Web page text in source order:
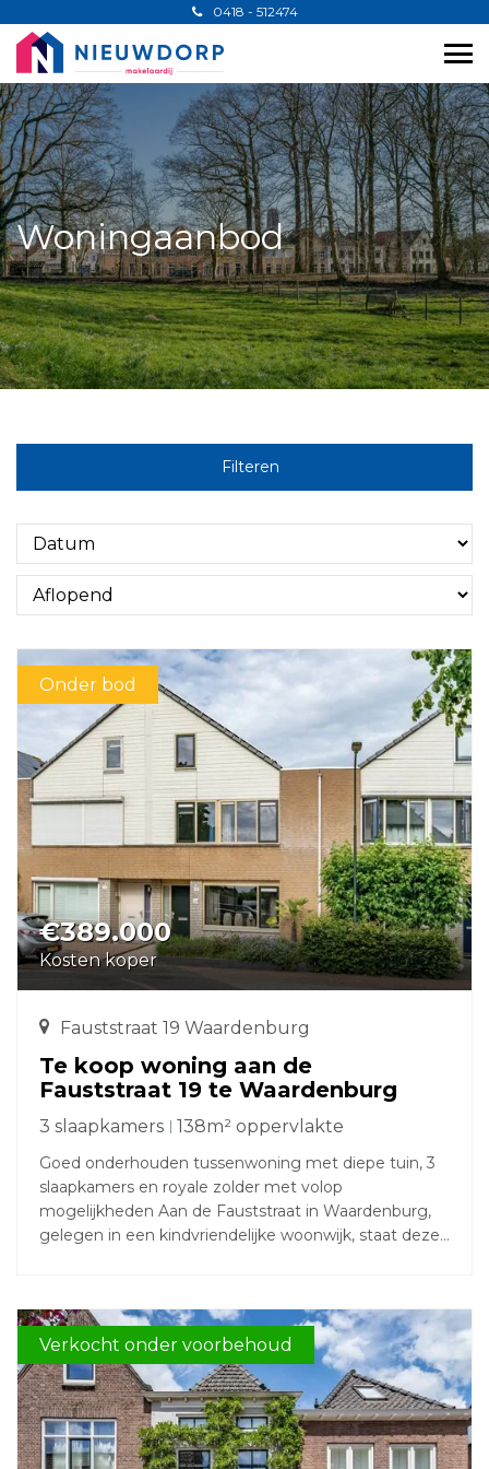
0418 - 512474
Woningaanbod
Filteren
Onder bod
€389.000
Kosten koper
Fauststraat 19 Waardenburg
Te koop woning aan de
Fauststraat 19 te Waardenburg
3 slaapkamers 138m² oppervlakte
Goed onderhouden tussenwoning met diepe tuin, 3
slaapkamers en royale zolder met volop
mogelijkheden Aan de Fauststraat in Waardenburg,
gelegen in een kindvriendelijke woonwijk, staat deze
De tuin is voorzien van een vrijstaande berging, een
sfeervolle terrasoverkapping en een praktische
achterom. Dankzij de gunstige ligging op de middag-
en avondzon is dit een heerlijke plek om na een
drukke dag te ontspannen. Binnen beschikt de
woning over een lichte, sfeervolle woonkamer met
aan de achterzijde een open keuken en eethoek. De
Verkocht onder voorbehoud